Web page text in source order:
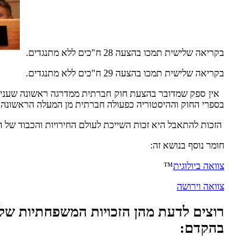
בקריאה שלישית תמכו בהצעה 28 ח"כים ללא מתנגדים.
בקריאה שלישית תמכו בהצעה 29 ח"כים ללא מתנגדים.
אין ספק שמדובר בהצעת חוק חברתית ממדרגה ראשונה
בספרי החוק וההיסטוריה כפעולה חברתית מן המעלה
הזכות להתאבל היא זכות השייכת לעולם החירויות והכבוד
חומר נוסף בנושא זה:
צוואה ביולוגית™
צוואה וירושה
בהקדם: